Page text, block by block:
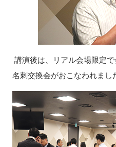
講演後は、リアル会場限定
名刺交換会がおこなわれまし